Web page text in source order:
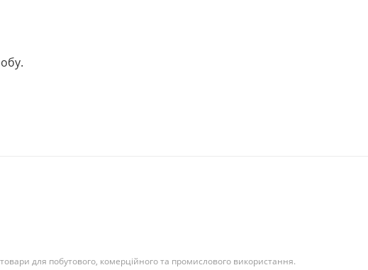
для побутового, комерційного та промислового використання.